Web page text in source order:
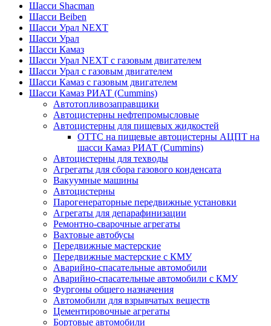
Шасси Shacman
Шасси Beiben
Шасси Урал NEXT
Шасси Урал
Шасси Камаз
Шасси Урал NEXT с газовым двигателем
Шасси Урал с газовым двигателем
Шасси Камаз с газовым двигателем
Шасси Камаз РИАТ (Cummins)
Автотопливозаправщики
Автоцистерны нефтепромысловые
Автоцистерны для пищевых жидкостей
ОТТС на пищевые автоцистерны АЦПТ на
шасси Камаз РИАТ (Cummins)
Автоцистерны для техводы
Агрегаты для сбора газового конденсата
Вакуумные машины
Автоцистерны
Парогенераторные передвижные установки
Агрегаты для депарафинизации
Ремонтно-сварочные агрегаты
Вахтовые автобусы
Передвижные мастерские
Передвижные мастерские с КМУ
Аварийно-спасательные автомобили
Аварийно-спасательные автомобили с КМУ
Фургоны общего назначения
Автомобили для взрывчатых веществ
Цементировочные агрегаты
Бортовые автомобили